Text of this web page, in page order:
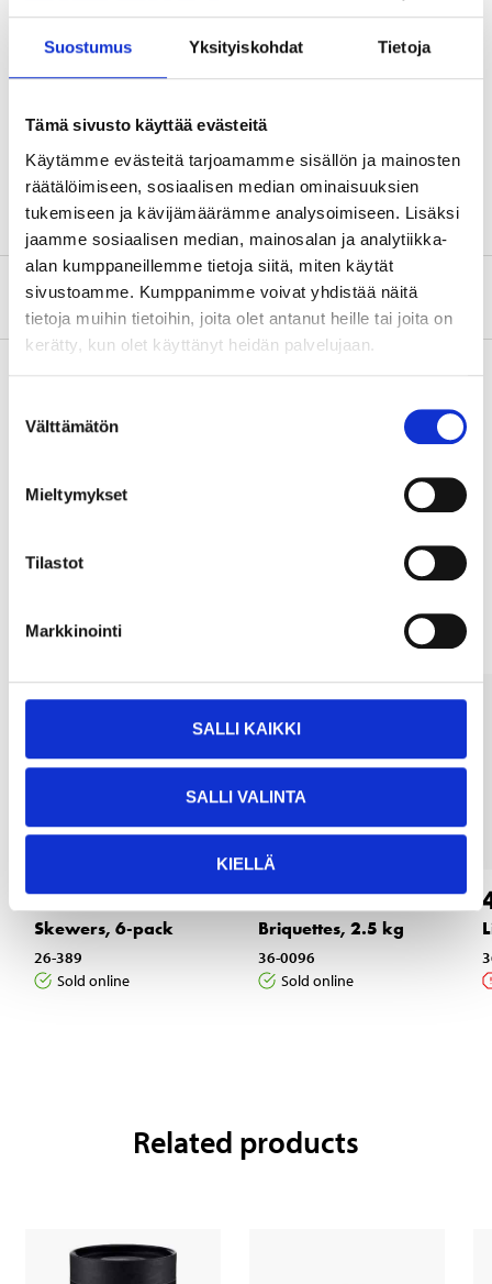
Suostumus Yksityiskohdat Tietoja
Tämä sivusto käyttää evästeitä
Käytämme evästeitä tarjoamamme sisällön ja mainosten
räätälöimiseen, sosiaalisen median ominaisuuksien
tukemiseen ja kävijämäärämme analysoimiseen. Lisäksi
jaamme sosiaalisen median, mainosalan ja analytiikka-
alan kumppaneillemme tietoja siitä, miten käytät
sivustoamme. Kumppanimme voivat yhdistää näitä
tietoja muihin tietoihin, joita olet antanut heille tai joita on
kerätty, kun olet käyttänyt heidän palvelujaan.
valinta
Välttämätön
Mieltymykset
Tilastot
Markkinointi
SALLI KAIKKI
SALLI VALINTA
KIELLÄ
Technical specifications
Dimensions
Length
31,5 cm (handle)
About the manufacturer
Other customers also bought
490
Skewers, 6-pack
26-389
Sold online
355
Briquettes, 2.5 kg
36-0096
Sold online
Related products